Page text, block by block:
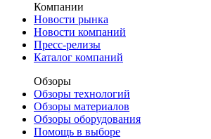
Компании
Новости рынка
Новости компаний
Пресс-релизы
Каталог компаний
Обзоры
Обзоры технологий
Обзоры материалов
Обзоры оборудования
Помощь в выборе